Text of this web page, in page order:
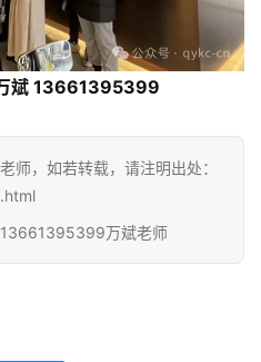
斌 13661395399
师，如若转载，请注明出处：
万斌老师